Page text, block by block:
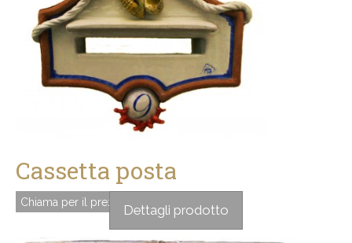
Cassetta posta
Chiama per il prezzo
Dettagli prodotto